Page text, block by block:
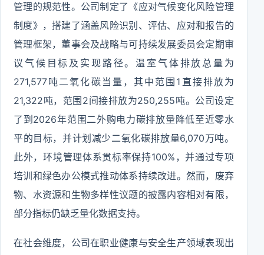
管理的规范性。公司制定了《应对气候变化风险管理
制度》，搭建了涵盖风险识别、评估、应对和报告的
管理框架，董事会及战略与可持续发展委员会定期审
议气候目标及实现路径。温室气体排放总量为
271,577吨二氧化碳当量，其中范围1直接排放为
21,322吨，范围2间接排放为250,255吨。公司设定
了到2026年范围二外购电力碳排放量降低至近零水
平的目标，并计划减少二氧化碳排放量6,070万吨。
此外，环境管理体系贯标率保持100%，并通过专项
培训和绿色办公模式推动体系持续改进。然而，废弃
物、水资源和生物多样性议题的披露内容相对有限，
部分指标仍缺乏量化数据支持。
在社会维度，公司在职业健康与安全生产领域表现出